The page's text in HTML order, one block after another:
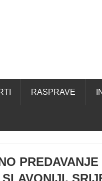
RASPRAVE